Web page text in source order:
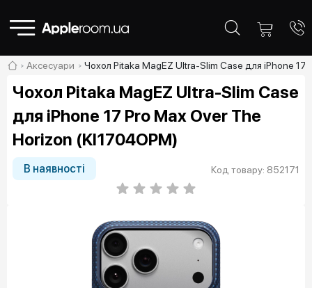
Аксесуари Чохол Pitaka MagEZ Ultra-Slim Case для iPhone 17
Чохол Pitaka MagEZ Ultra-Slim Case
для iPhone 17 Pro Max Over The
Horizon (KI1704OPM)
В наявності Код товару: 852171